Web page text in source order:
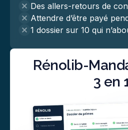
Des allers-retours de
Attendre d’être payé
1 dossier sur 10 qui
Rénolib-
3 en